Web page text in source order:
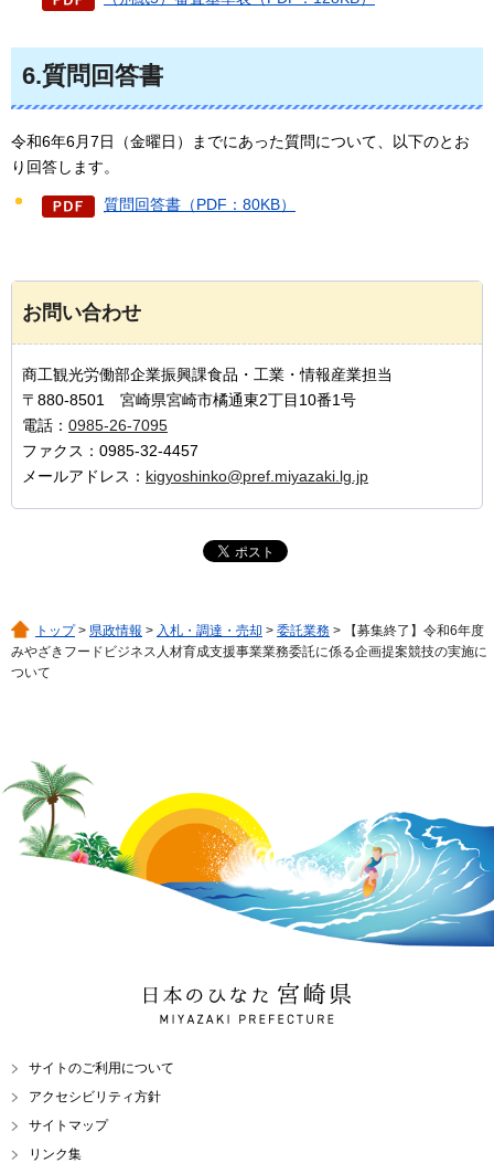
6.質問回答書
令和6年6月7日（金曜日）までにあった質問について、以下のとお
り回答します。
質問回答書（PDF：80KB）
お問い合わせ
商工観光労働部企業振興課食品・工業・情報産業担当
〒880-8501 宮崎県宮崎市橘通東2丁目10番1号
電話： 0985-26-7095
ファクス：0985-32-4457
メールアドレス： kigyoshinko@pref.miyazaki.lg.jp
トップ> 県政情報 > 入札・調達・売却 > 委託業務 > 【募集終了】令和6年度
みやざきフードビジネス人材育成支援事業業務委託に係る企画提案競技の実施に
ついて
日本のひなた 宮崎県
MIYAZAKI PREFECTURE
サイトのご利用について
アクセシビリティ方針
サイトマップ
リンク集